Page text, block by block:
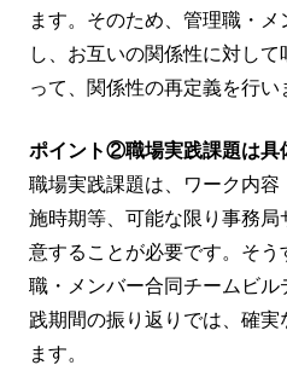
ます。そのため、管理職・
し、お互いの関係性に対し
って、関係性の再定義を行い
ポイント②職場実践課題は具
職場実践課題は、ワーク内
施時期等、可能な限り事務局
意することが必要です。そ
職・メンバー合同チームビ
践期間の振り返りでは、確
ます。